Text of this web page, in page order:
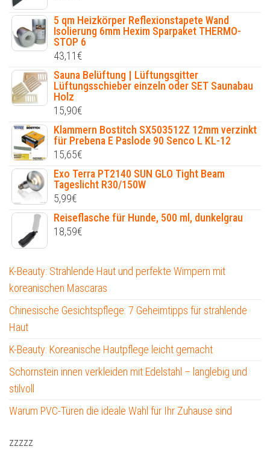
5 qm Heizkörper Reflexionstapete Wand
Isolierung 6mm Hexim Sparpaket THERMO-
STOP 6
43,11€
Sauna Belüftung | Lüftungsgitter
Lüftungsschieber einzeln oder SET Saunabau
Holz
15,90€
Klammern Bostitch SX503512Z 12mm verzinkt
für Prebena E Paslode 90 Senco L KL-12
15,65€
Exo Terra PT2140 SUN GLO Tight Beam
Tageslicht R30/150W
5,99€
Reiseflasche für Hunde, 500 ml, dunkelgrau
18,59€
K-Beauty: Strahlende Haut und perfekte Wimpern mit
koreanischen Mascaras
Chinesische Gesichtspflege: 7 Geheimtipps für strahlende
Haut
K-Beauty: Koreanische Hautpflege leicht gemacht
Schornstein innen verkleiden mit Edelstahl – langlebig und
stilvoll
Warum PVC-Türen die ideale Wahl für Ihr Zuhause sind
zzzzz